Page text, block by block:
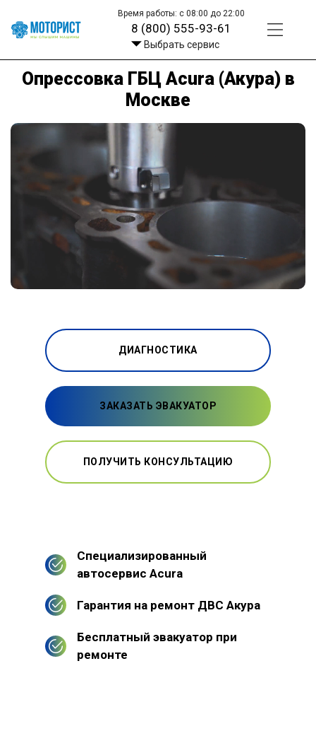
Время работы: с 08:00 до 22:00
8 (800) 555-93-61
Выбрать сервис
Опрессовка ГБЦ Acura (Акура) в
Москве
ДИАГНОСТИКА
ЗАКАЗАТЬ ЭВАКУАТОР
ПОЛУЧИТЬ КОНСУЛЬТАЦИЮ
Специализированный
автосервис Acura
Гарантия на ремонт ДВС Акура
Бесплатный эвакуатор при
ремонте